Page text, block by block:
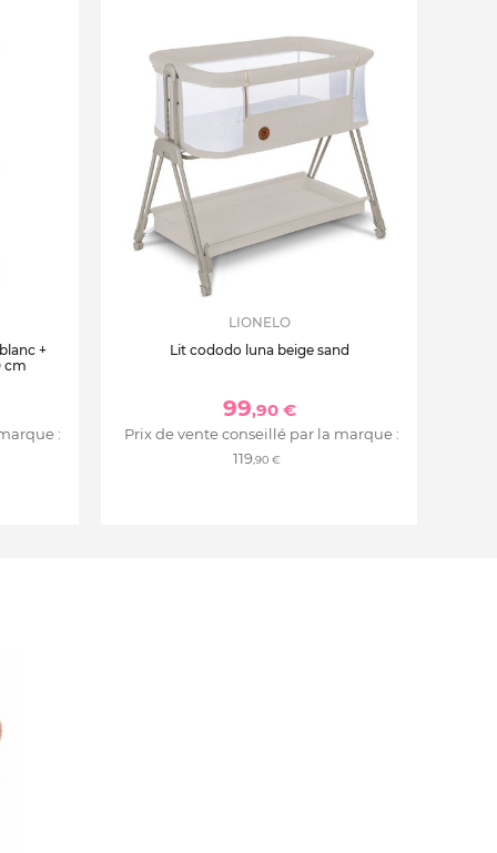
+
cm
:
LIONELO
Lit cododo luna beige sand
99,90 €
Prix de vente conseillé par la marque :
119,90 €